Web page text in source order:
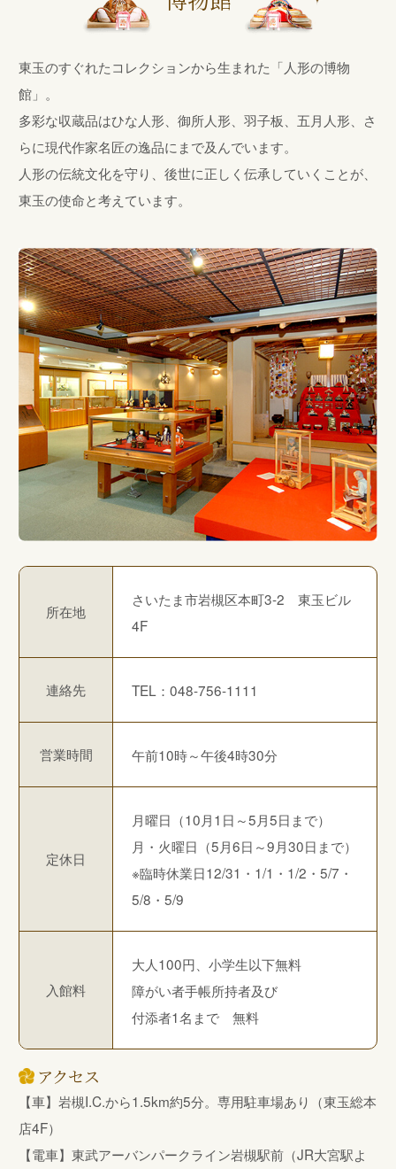
東玉のすぐれたコレクションから生まれた「人形の博物
館」。
多彩な収蔵品はひな人形、御所人形、羽子板、五月人形、さ
らに現代作家名匠の逸品にまで及んでいます。
人形の伝統文化を守り、後世に正しく伝承していくことが、
東玉の使命と考えています。
所在地
さいたま市岩槻区本町3-2 東玉ビル
4F
連絡先 TEL：048-756-1111
営業時間 午前10時～午後4時30分
定休日
月曜日（10月1日～5月5日まで）
月・火曜日（5月6日～9月30日まで）
※臨時休業日12/31・1/1・1/2・5/7・
5/8・5/9
入館料
大人100円、小学生以下無料
障がい者手帳所持者及び
付添者1名まで 無料
アクセス
【車】岩槻I.C.から1.5km約5分。専用駐車場あり（東玉総本
店4F）
【電車】東武アーバンパークライン岩槻駅前（JR大宮駅よ